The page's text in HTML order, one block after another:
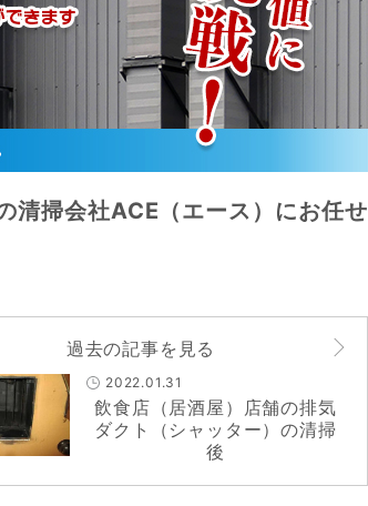
清掃会社ACE（エース）にお任せ
過去の記事を見る
2022.01.31
飲食店（居酒屋）店舗の排気
ダクト（シャッター）の清掃
後